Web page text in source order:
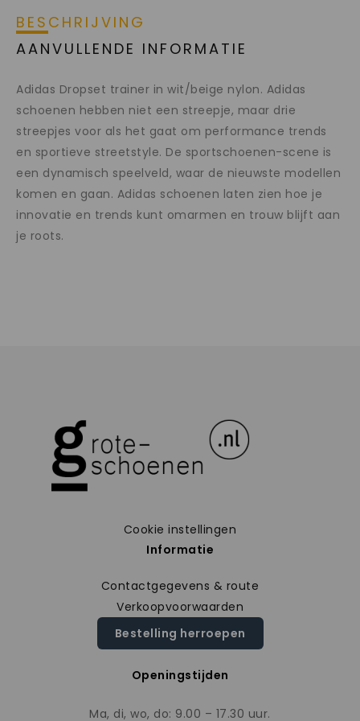
BESCHRIJVING
AANVULLENDE INFORMATIE
Adidas Dropset trainer in wit/beige nylon. Adidas
schoenen hebben niet een streepje, maar drie
streepjes voor als het gaat om performance trends
en sportieve streetstyle. De sportschoenen-scene is
een dynamisch speelveld, waar de nieuwste modellen
komen en gaan. Adidas schoenen laten zien hoe je
innovatie en trends kunt omarmen en trouw blijft aan
je roots.
Cookie instellingen
Informatie
Contactgegevens & route
Verkoopvoorwaarden
Bestelling herroepen
Openingstijden
Ma, di, wo, do: 9.00 – 17.30 uur.